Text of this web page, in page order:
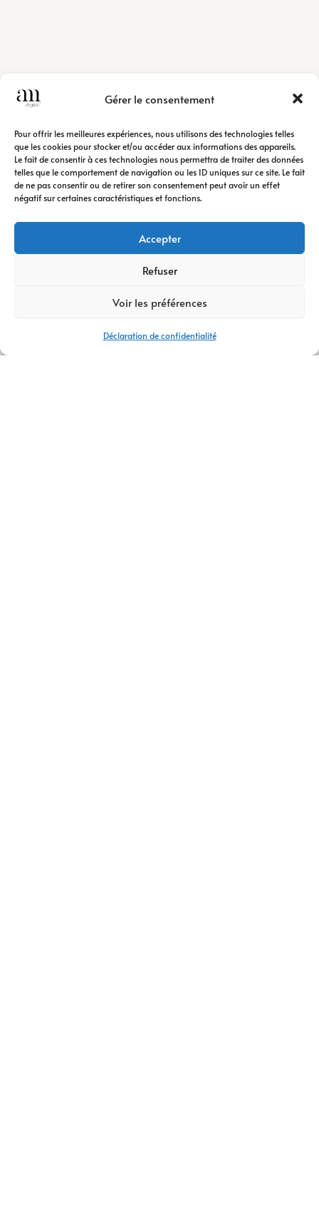
Gérer le consentement
Pour offrir les meilleures expériences, nous utilisons des technologies telles
que les cookies pour stocker et/ou accéder aux informations des appareils.
Le fait de consentir à ces technologies nous permettra de traiter des données
telles que le comportement de navigation ou les ID uniques sur ce site. Le fait
de ne pas consentir ou de retirer son consentement peut avoir un effet
négatif sur certaines caractéristiques et fonctions.
Accepter
Refuser
Voir les préférences
Déclaration de confidentialité